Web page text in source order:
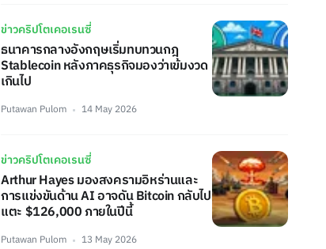
ข่าวคริปโตเคอเรนซี่
ธนาคารกลางอังกฤษเริ่มทบทวนกฎ
Stablecoin หลังภาคธุรกิจมองว่าเข้มงวด
เกินไป
Putawan Pulom 14 May 2026
ข่าวคริปโตเคอเรนซี่
Arthur Hayes มองสงครามอิหร่านและ
การแข่งขันด้าน AI อาจดัน Bitcoin กลับไป
แตะ $126,000 ภายในปีนี้
Putawan Pulom 13 May 2026